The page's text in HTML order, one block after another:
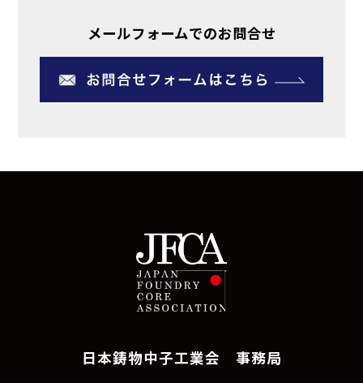
メールフォームでのお問合せ
日本鋳物中子工業会 事務局